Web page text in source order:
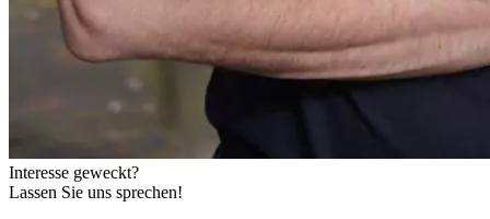
Interesse geweckt?
Lassen Sie uns sprechen!